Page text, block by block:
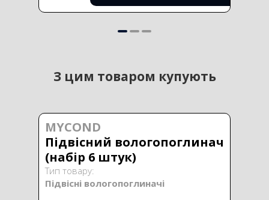
З цим товаром купують
MYCOND
Підвісний вологопоглинач
(набір 6 штук)
Тип товару:
Підвісні вологопоглиначі